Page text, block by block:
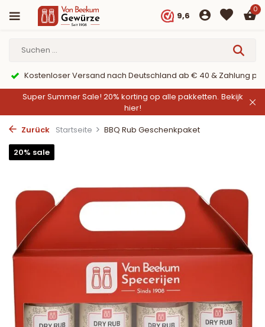
9,6
0
Kostenloser Versand nach Deutschland ab € 40 & Zahlung per
Super Summer Sale! 20% korting op alle pakketten. Bekijk
hier!
Zurück Startseite
BBQ Rub Geschenkpaket
20% sale